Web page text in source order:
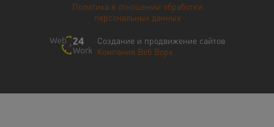
Политика в отношении обработки
персональных данных
Создание и продвижение сайтов
Компания Веб Ворк